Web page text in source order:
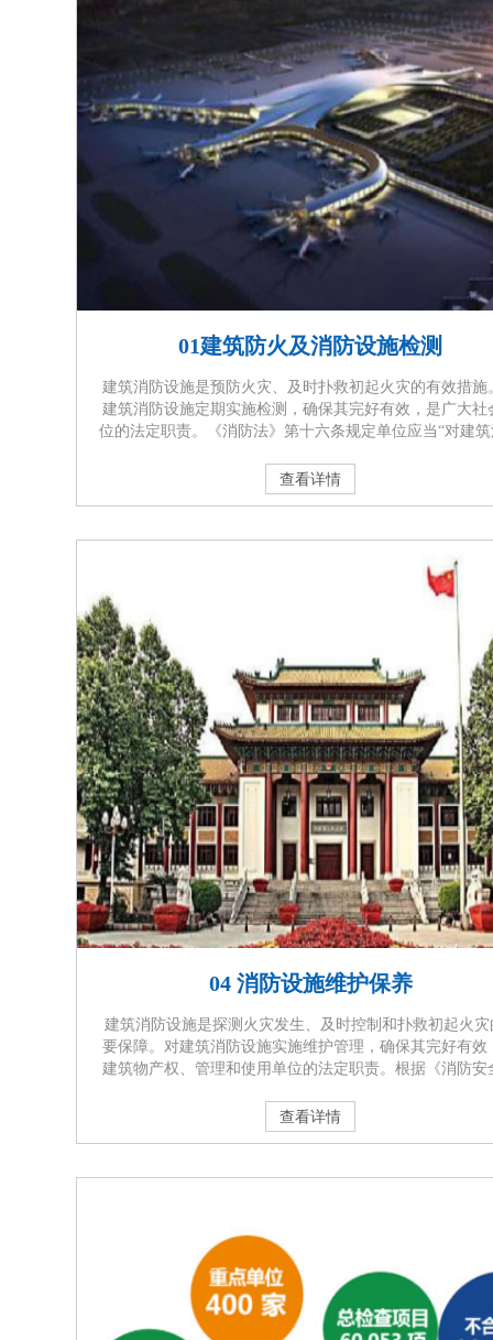
受广东省住建厅委托主编
荣登中央电视台《对话中
01建筑防火及消防设施检测
建筑消防设施是预防火灾、及时扑救初起火灾的有效措施
建筑消防设施定期实施检测，确保其完好有效，是广大社
位的法定职责。《消防法》第十六条规定单位应当“对建
当完整准确，存档备查；”。《消防安全责任制实施办法
五条、《机关、团体、企业、事业单位消防安全管理规定
十七条均明确规定···
查看详情
04 消防设施维护保养
建筑消防设施是探测火灾发生、及时控制和扑救初起火
要保障。对建筑消防设施实施维护管理，确保其完好有效
建筑物产权、管理和使用单位的法定职责。根据《消防安
消防技术服务机构每月对消防设施进行维护保养，并保留
保养记录。通过委托专业的消防技术服务机构对建筑消防
有效，在火灾发生时发挥应有的作 用，减少或避免···
查看详情